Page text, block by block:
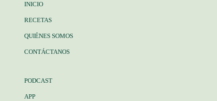
INICIO
RECETAS
QUIÉNES SOMOS
CONTÁCTANOS
PODCAST
APP